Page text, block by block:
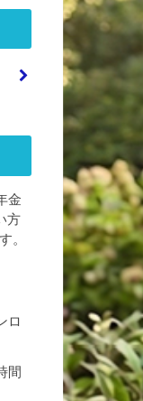
金
方
。
ロ
間